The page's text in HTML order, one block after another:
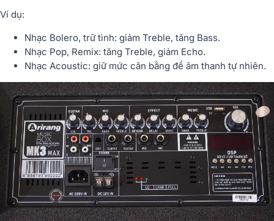
Ví dụ:
Nhạc Bolero, trữ tình: giảm Treble, tăng Bass.
Nhạc Pop, Remix: tăng Treble, giảm Echo.
Nhạc Acoustic: giữ mức cân bằng để âm thanh tự nhiên.